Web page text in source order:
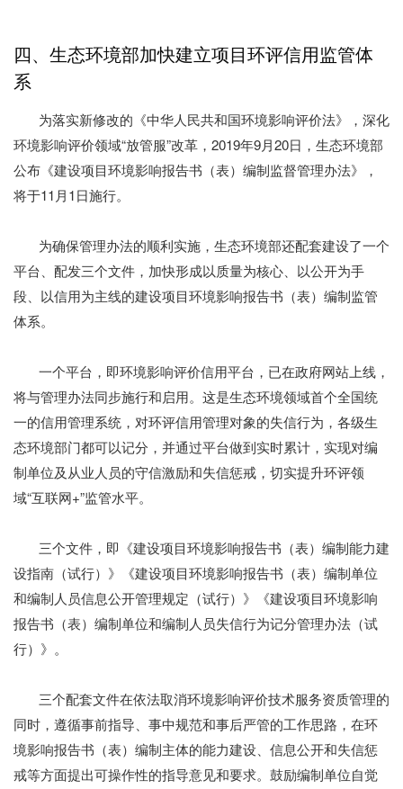
四、生态环境部加快建立项目环评信用监管体
系
为落实新修改的《中华人民共和国环境影响评价法》，深化
环境影响评价领域“放管服”改革，2019年9月20日，生态环境部
公布《建设项目环境影响报告书（表）编制监督管理办法》，
将于11月1日施行。
为确保管理办法的顺利实施，生态环境部还配套建设了一个
平台、配发三个文件，加快形成以质量为核心、以公开为手
段、以信用为主线的建设项目环境影响报告书（表）编制监管
体系。
一个平台，即环境影响评价信用平台，已在政府网站上线，
将与管理办法同步施行和启用。这是生态环境领域首个全国统
一的信用管理系统，对环评信用管理对象的失信行为，各级生
态环境部门都可以记分，并通过平台做到实时累计，实现对编
制单位及从业人员的守信激励和失信惩戒，切实提升环评领
域“互联网+”监管水平。
三个文件，即《建设项目环境影响报告书（表）编制能力建
设指南（试行）》《建设项目环境影响报告书（表）编制单位
和编制人员信息公开管理规定（试行）》《建设项目环境影响
报告书（表）编制单位和编制人员失信行为记分管理办法（试
行）》。
三个配套文件在依法取消环境影响评价技术服务资质管理的
同时，遵循事前指导、事中规范和事后严管的工作思路，在环
境影响报告书（表）编制主体的能力建设、信息公开和失信惩
戒等方面提出可操作性的指导意见和要求。鼓励编制单位自觉